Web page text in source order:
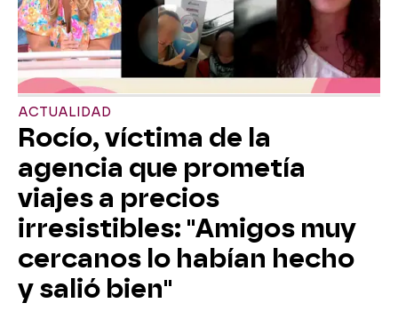
ACTUALIDAD
Rocío, víctima de la
agencia que prometía
viajes a precios
irresistibles: "Amigos muy
cercanos lo habían hecho
y salió bien"